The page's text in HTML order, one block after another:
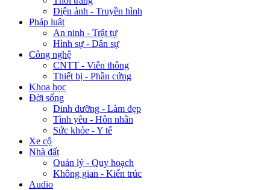
Điện ảnh - Truyền hình
Pháp luật
An ninh - Trật tự
Hình sự - Dân sự
Công nghệ
CNTT - Viễn thông
Thiết bị - Phần cứng
Khoa học
Đời sống
Dinh dưỡng - Làm đẹp
Tình yêu - Hôn nhân
Sức khỏe - Y tế
Xe cộ
Nhà đất
Quản lý - Quy hoạch
Không gian - Kiến trúc
Audio